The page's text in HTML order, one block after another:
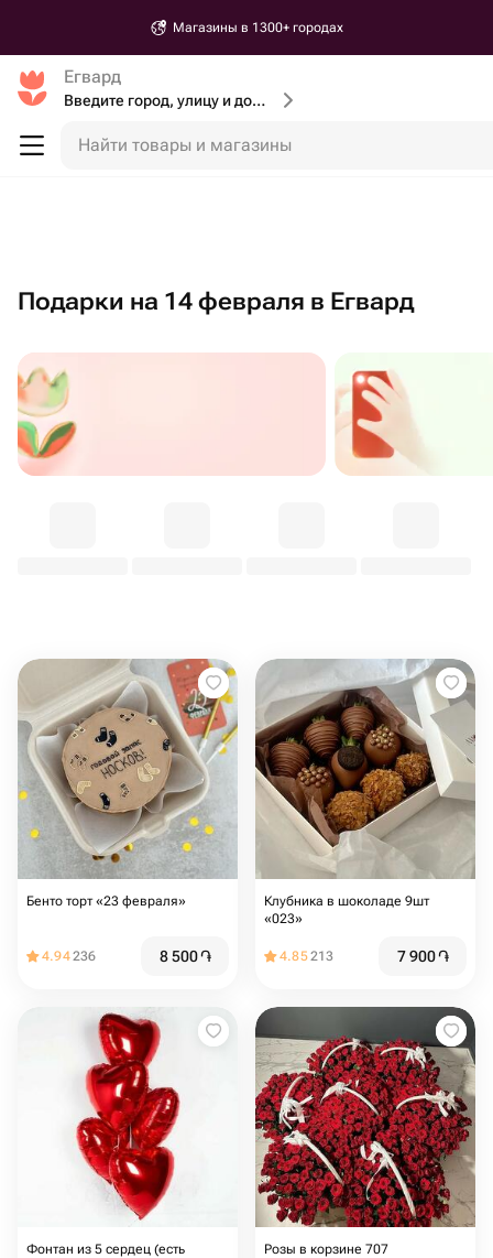
Магазины в 1300+ городах
Егвард
Введите город, улицу и дом доставки
Найти товары и магазины
Подарки на 14 февраля в Егвард
Бенто торт «23 февраля»
4.94236 8 500֏
Клубника в шоколаде 9шт
«023»
4.85213 7 900֏
Фонтан из 5 сердец (есть
Розы в корзине 707